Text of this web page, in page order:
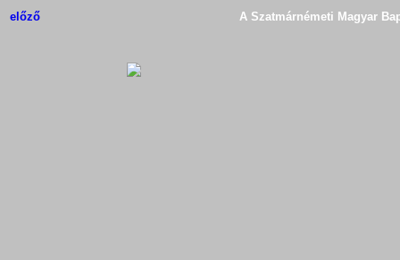
előző A Szatmárnémeti Magyar